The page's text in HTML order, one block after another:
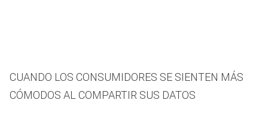
CUANDO LOS CONSUMIDORES SE SIENTEN MÁS
CÓMODOS AL COMPARTIR SUS DATOS